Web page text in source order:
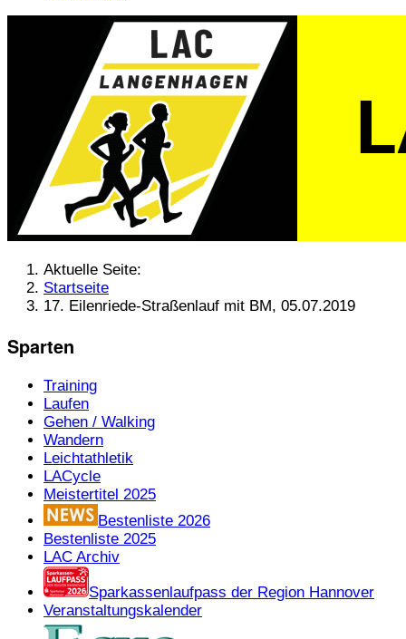
Aktuelle Seite:
Startseite
17. Eilenriede-Straßenlauf mit BM, 05.07.2019
Sparten
Training
Laufen
Gehen / Walking
Wandern
Leichtathletik
LACycle
Meistertitel 2025
Bestenliste 2026
Bestenliste 2025
LAC Archiv
Sparkassenlaufpass der Region Hannover
Veranstaltungskalender